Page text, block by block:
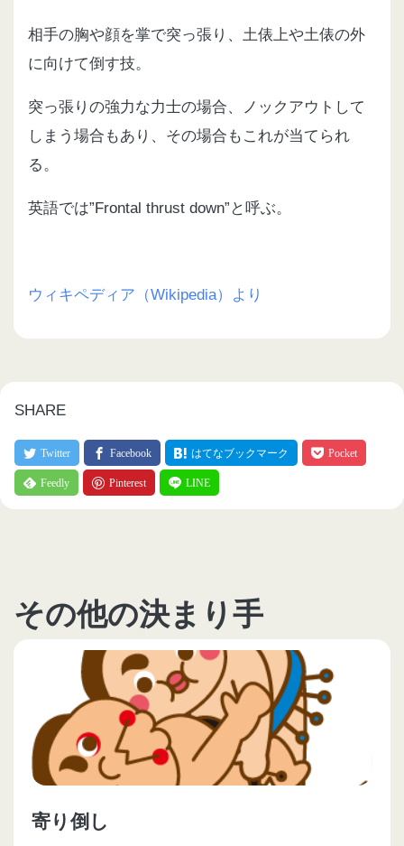
相手の胸や顔を掌で突っ張り、土俵上や土俵の外
に向けて倒す技。
突っ張りの強力な力士の場合、ノックアウトして
しまう場合もあり、その場合もこれが当てられ
る。
英語では”Frontal thrust down”と呼ぶ。
ウィキペディア（Wikipedia）より
SHARE
その他の決まり手
寄り倒し